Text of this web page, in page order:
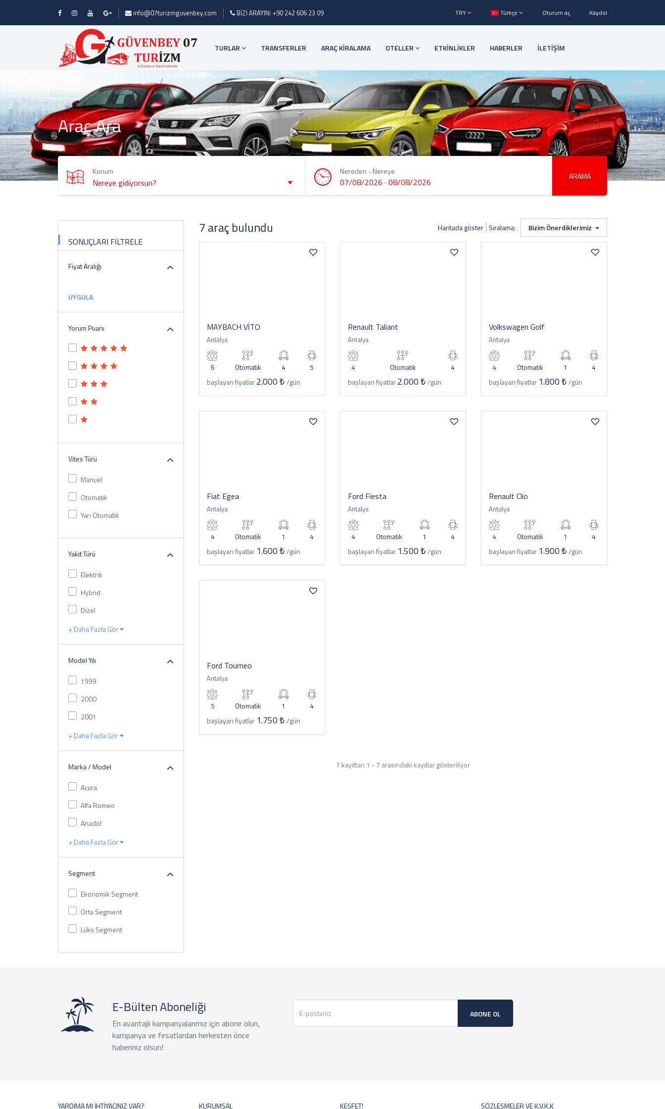
info@07turizmguvenbey.com BİZİ ARAYIN: +90 242 606 23 09 TRY Türkçe Oturum aç Kaydol
TURLAR TRANSFERLER ARAÇ KİRALAMA OTELLER ETKİNLİKLER HABERLER İLETİŞİM
Araç Ara
Konum Nereden - Nereye
07/08/2026 -08/08/2026
ARAMA
SONUÇLARI FİLTRELE
Fiyat Aralığı
UYGULA
Yorum Puanı
Vites Türü
Manuel
Otomatik
Yarı Otomatik
Yakıt Türü
Elektrik
Hybrid
Dizel
+ Daha Fazla Gör
Model Yılı
1999
2000
2001
+ Daha Fazla Gör
Marka / Model
Acura
Alfa Romeo
Anadol
+ Daha Fazla Gör
Segment
Ekonomik Segment
Orta Segment
Lüks Segment
7 araç bulundu Haritada göster Sıralama: Bizim Önerdiklerimiz
MAYBACH VİTO
Antalya
6 Otomatik 4 5
başlayan fiyatlar2.000 ₺/gün
Renault Taliant
Antalya
4 Otomatik 4
başlayan fiyatlar2.000 ₺/gün
Volkswagen Golf
Antalya
4 Otomatik 1 4
başlayan fiyatlar 1.800 ₺/gün
Fiat Egea
Antalya
4 Otomatik 1 4
başlayan fiyatlar 1.600 ₺/gün
Ford Fiesta
Antalya
4 Otomatik 1 4
başlayan fiyatlar 1.500 ₺/gün
Renault Clio
Antalya
4 Otomatik 1 4
başlayan fiyatlar 1.900 ₺/gün
Ford Tourneo
Antalya
5 Otomatik 1 4
başlayan fiyatlar 1.750 ₺/gün
7 kayıttan 1 - 7 arasındaki kayıtlar gösteriliyor
E-Bülten Aboneliği
En avantajlı kampanyalarımız için abone olun,
kampanya ve fırsatlardan herkesten önce
haberiniz olsun!
ABONE OL
YARDIMA MI İHTİYACINIZ VAR? KURUMSAL KEŞFET! SÖZLEŞMELER VE K.V.K.K